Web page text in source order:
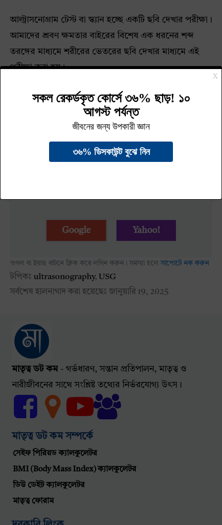
আল্ট্রাসনোগ্রাম টেস্ট বা স্ক্যান হচ্ছে একটি ছবি দেখার পরীক্ষা।
আমাদের শ্রবণ ক্ষমতার বাইরের বিশেষ এক ধরনের শব্দ
তরঙ্গের মাধ্যমে শরীরের ভেতরের ছবি দেখার মাধ্যমে এই
পরীক্ষা করা হয়।
এক্ষেত্রে “প্রোব” নামের ছোট ও ভোঁতা একটি যন্ত্র শরীরের
নির্দিষ্ট স্থানে স্পর্শ করা হয় ও সেখান থেকে তরঙ্গ গিয়ে
কম্পিউটারে ছবি ভেসে উঠে ও সেই ছবিটি আল্ট্রাসনোগ্রাম
রিপোর্ট হিসেবে প্রিন্ট করা হয়। সেই রিপোর্টেই দরকারি তথ্য
Google Yahoo!
গুগল বা ইয়াহু বাটনে ক্লিক করে লগিন করুন। সমস্যা হলে সাপোর্টে নক করুন
টপিকঃ ultrasonography, USG
সর্বশেষ হালনাগাদ করা হয়েছেঃ জানুয়ারি 19, 2025
মাতৃত্ব ডট কম- গর্ভধারণ, সন্তান প্রতিপালন, মাতৃত্ব ও
নারীজীবনের সাথে সংশ্লিষ্ট তথ্যের নির্ভরযোগ্য উৎস।
মাতৃত্ব ডট কম সম্পর্কে
সেইফ পিরিয়ড ক্যালকুলেটর
BMI (Body Mass Index) ক্যালকুলেটর
ডিউ ডেইট ক্যালকুলেটর
মাতৃত্ব ফোরাম